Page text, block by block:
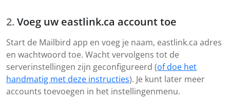
Voeg uw eastlink.ca account toe
Start de Mailbird app en voeg je naam, eastlink.ca adres
en wachtwoord toe. Wacht vervolgens tot de
serverinstellingen zijn geconfigureerd (of doe het
handmatig met deze instructies). Je kunt later meer
accounts toevoegen in het instellingenmenu.